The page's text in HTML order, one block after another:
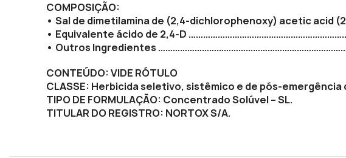
COMPOSIÇÃO:
• Sal de dimetilamina de (2,4-dichlorophenoxy) acetic
• Equivalente ácido de 2,4-D
• Outros Ingredientes
CONTEÚDO: VIDE RÓTULO
CLASSE: Herbicida seletivo, sistêmico e de pós-
TIPO DE FORMULAÇÃO: Concentrado Solúvel – SL.
TITULAR DO REGISTRO: NORTOX S/A.